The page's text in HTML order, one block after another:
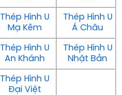
Thép Hình U
Mạ Kẽm
Thép Hình U
Á Châu
Thép Hình U
An Khánh
Thép Hình U
Nhật Bản
Thép Hình U
Đại Việt